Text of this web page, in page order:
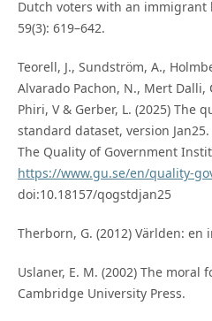
Dutch voters with an immigrant
59(3): 619–642.
Teorell, J., Sundström, A.,
Alvarado Pachon, N., Mert Dalli,
Phiri, V & Gerber, L. (2025) The
standard dataset, version
The Quality of Government
https://www.gu.se/en/quality-
doi:10.18157/qogstdjan25
Therborn, G. (2012) Världen: en
Uslaner, E. M. (2002) The moral
Cambridge University Press.